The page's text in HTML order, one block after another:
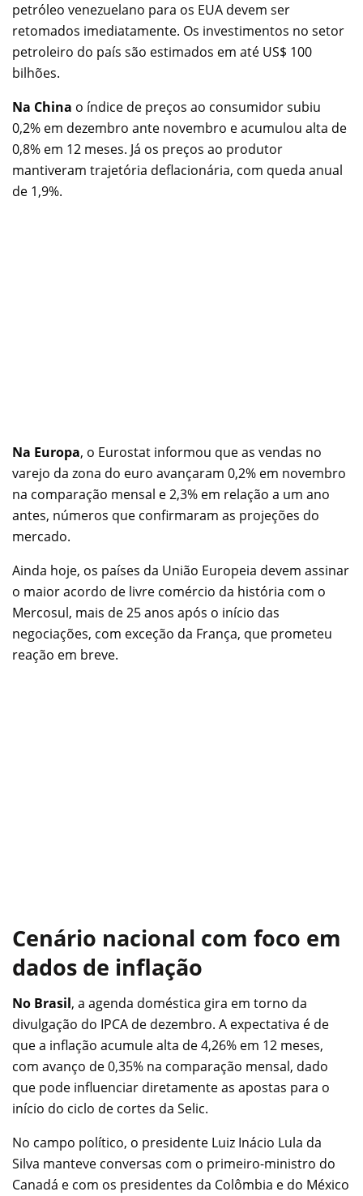
petróleo venezuelano para os EUA devem ser
retomados imediatamente. Os investimentos no setor
petroleiro do país são estimados em até US$ 100
bilhões.
Na China o índice de preços ao consumidor subiu
0,2% em dezembro ante novembro e acumulou alta de
0,8% em 12 meses. Já os preços ao produtor
mantiveram trajetória deflacionária, com queda anual
de 1,9%.
Na Europa, o Eurostat informou que as vendas no
varejo da zona do euro avançaram 0,2% em novembro
na comparação mensal e 2,3% em relação a um ano
antes, números que confirmaram as projeções do
mercado.
Ainda hoje, os países da União Europeia devem assinar
o maior acordo de livre comércio da história com o
Mercosul, mais de 25 anos após o início das
negociações, com exceção da França, que prometeu
reação em breve.
Cenário nacional com foco em
dados de inflação
No Brasil, a agenda doméstica gira em torno da
divulgação do IPCA de dezembro. A expectativa é de
que a inflação acumule alta de 4,26% em 12 meses,
com avanço de 0,35% na comparação mensal, dado
que pode influenciar diretamente as apostas para o
início do ciclo de cortes da Selic.
No campo político, o presidente Luiz Inácio Lula da
Silva manteve conversas com o primeiro-ministro do
Canadá e com os presidentes da Colômbia e do México